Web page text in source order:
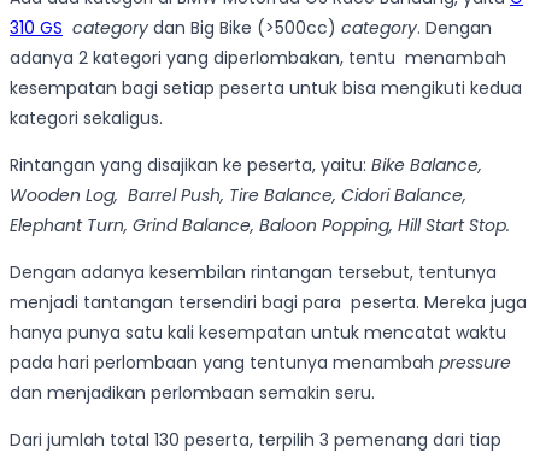
310 GS category dan Big Bike (>500cc) category. Dengan
adanya 2 kategori yang diperlombakan, tentu menambah
kesempatan bagi setiap peserta untuk bisa mengikuti kedua
kategori sekaligus.
Rintangan yang disajikan ke peserta, yaitu: Bike Balance,
Wooden Log, Barrel Push, Tire Balance, Cidori Balance,
Elephant Turn, Grind Balance, Baloon Popping, Hill Start Stop.
Dengan adanya kesembilan rintangan tersebut, tentunya
menjadi tantangan tersendiri bagi para peserta. Mereka juga
hanya punya satu kali kesempatan untuk mencatat waktu
pada hari perlombaan yang tentunya menambah pressure
dan menjadikan perlombaan semakin seru.
Dari jumlah total 130 peserta, terpilih 3 pemenang dari tiap